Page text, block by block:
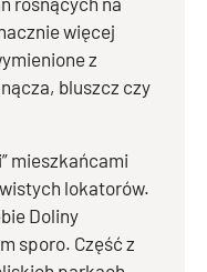
więcej
z
bluszcz czy
mieszkańcami
lokatorów.
Doliny
sporo. Część z